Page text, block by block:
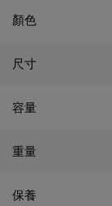
顏色
尺寸
容量
重量
保養